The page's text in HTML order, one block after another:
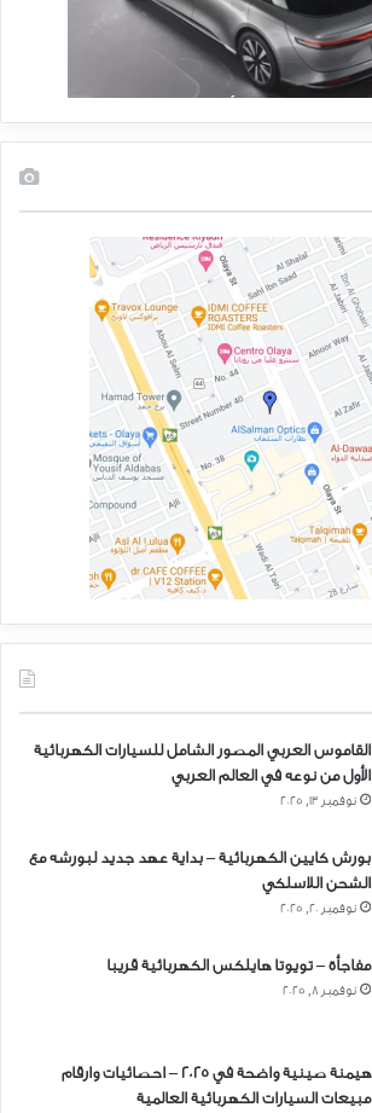
القاموس العربي المصور الشامل للسيارات الكهربائية
الأول من نوعه في العالم العربي
نوفمبر 13, 2025
بورش كايين الكهربائية – بداية عهد جديد لبورشه مع
الشحن اللاسلكي
نوفمبر 20, 2025
مفاجأة – تويوتا هايلكس الكهربائية قريبا
نوفمبر 8, 2025
هيمنة صينية واضحة في 2025 – احصائيات وارقام
مبيعات السيارات الكهربائية العالمية